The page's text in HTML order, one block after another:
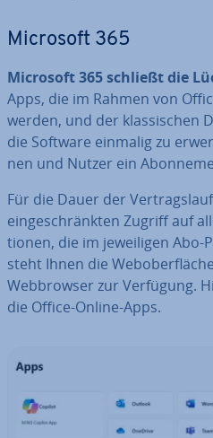
Microsoft 365
Microsoft 365 schließt die
Apps, die im Rahmen von
werden, und der klas­si­schen
die Software einmalig zu
nen und Nutzer ein
Für die Dauer der
ein­ge­schränk­ten Zugriff auf
tio­nen, die im je­wei­li­gen Abo-
steht Ihnen die
Web­brow­ser zur Verfügung.
die Office-Online-Apps.